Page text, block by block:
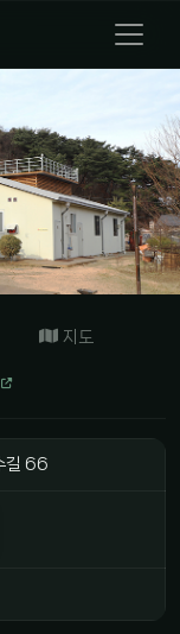
지도
길 66